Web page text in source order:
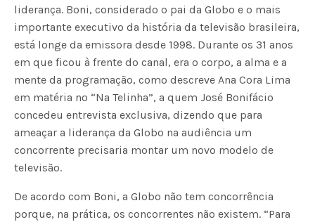
liderança. Boni, considerado o pai da Globo e o mais
importante executivo da história da televisão brasileira,
está longe da emissora desde 1998. Durante os 31 anos
em que ficou à frente do canal, era o corpo, a alma e a
mente da programação, como descreve Ana Cora Lima
em matéria no “Na Telinha”, a quem José Bonifácio
concedeu entrevista exclusiva, dizendo que para
ameaçar a liderança da Globo na audiência um
concorrente precisaria montar um novo modelo de
televisão.
De acordo com Boni, a Globo não tem concorrência
porque, na prática, os concorrentes não existem. “Para